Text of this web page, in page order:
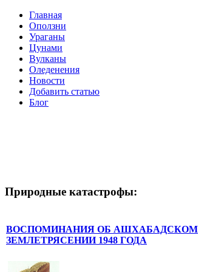
Главная
Оползни
Ураганы
Цунами
Вулканы
Оледенения
Новости
Добавить статью
Блог
Природные катастрофы:
ВОСПОМИНАНИЯ ОБ АШХАБАДСКОМ
ЗЕМЛЕТРЯСЕНИИ 1948 ГОДА